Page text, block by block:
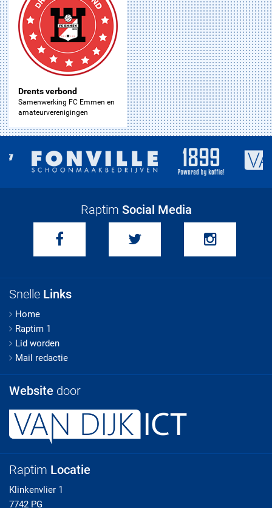
Drents verbond
Samenwerking FC Emmen en
amateurverenigingen
Raptim Social Media
Snelle Links
Home
Raptim 1
Lid worden
Mail redactie
Website door
Raptim Locatie
Klinkenvlier 1
7742 PG